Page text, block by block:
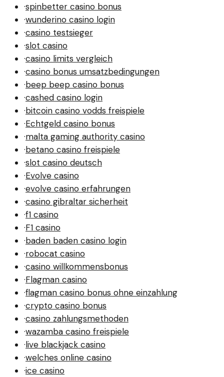
·spinbetter casino bonus
·wunderino casino login
·casino testsieger
·slot casino
·casino limits vergleich
·casino bonus umsatzbedingungen
·beep beep casino bonus
·cashed casino login
·bitcoin casino vodds freispiele
·Echtgeld casino bonus
·malta gaming authority casino
·betano casino freispiele
·slot casino deutsch
·Evolve casino
·evolve casino erfahrungen
·casino gibraltar sicherheit
·f1 casino
·F1 casino
·baden baden casino login
·robocat casino
·casino willkommensbonus
·Flagman casino
·flagman casino bonus ohne einzahlung
·crypto casino bonus
·casino zahlungsmethoden
·wazamba casino freispiele
·live blackjack casino
·welches online casino
·ice casino